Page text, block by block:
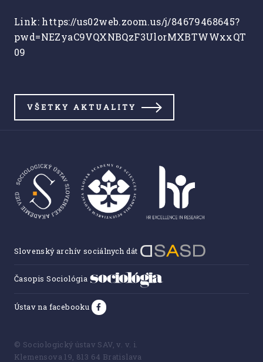
Link: https://us02web.zoom.us/j/84679468645?
pwd=NEZyaC9VQXNBQzF3UlorMXBTWWxxQT
09
VŠETKY AKTUALITY
Slovenský archív sociálnych dát
Časopis Sociológia
Ústav na facebooku
© Sociologický ústav SAV, v. v. i.
Klemensova 19, 813 64 Bratislava